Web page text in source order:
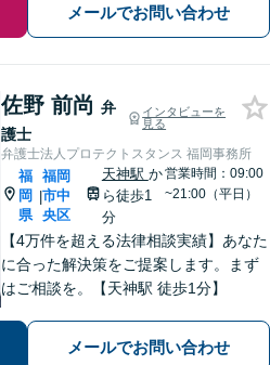
メールでお問い合わせ
佐野 前尚 弁
護士
インタビューを
見る
弁護士法人プロテクトスタンス 福岡事務所
福
岡
県
|
福岡
市中
央区
天神駅 か
ら徒歩1
分
営業時間：09:00
~21:00（平日）
【4万件を超える法律相談実績】あなた
に合った解決策をご提案します。まず
はご相談を。【天神駅 徒歩1分】
メールでお問い合わせ